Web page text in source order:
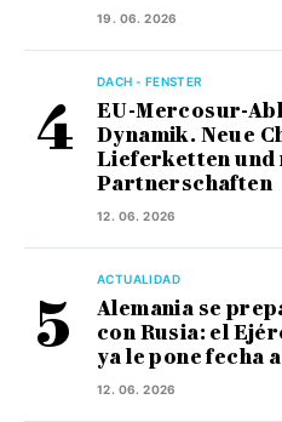
19. 06. 2026
DACH - FENSTER
EU-Mercosur-
Dynamik. Neue
Lieferketten und
Partnerschaften
12. 06. 2026
ACTUALIDAD
Alemania se
con Rusia: el
ya le pone fecha
12. 06. 2026